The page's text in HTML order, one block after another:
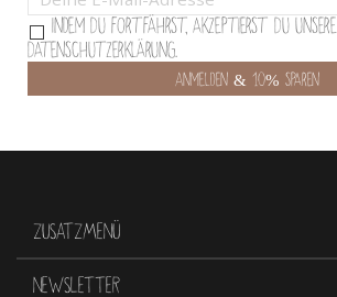
Indem Du fortfährst, akzeptierst Du unsere
Datenschutzerklärung.
ZUSATZMENÜ
NEWSLETTER